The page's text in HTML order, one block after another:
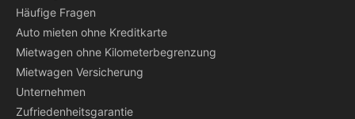
Häufige Fragen
Auto mieten ohne Kreditkarte
Mietwagen ohne Kilometerbegrenzung
Mietwagen Versicherung
Unternehmen
Zufriedenheitsgarantie